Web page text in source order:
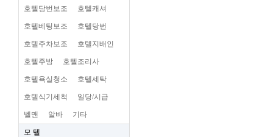
호텔당번보조 호텔캐셔
호텔베팅보조 호텔당번
호텔주차보조 호텔지배인
호텔주방 호텔조리사
호텔욕실청소 호텔세탁
호텔식기세척 일당/시급
벨맨 알바 기타
모 텔